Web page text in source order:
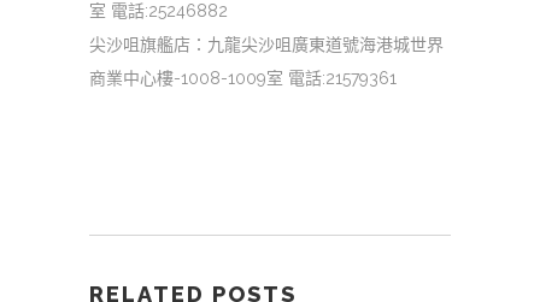
室 電話:25246882
尖沙咀旗艦店：九龍尖沙咀廣東道號海港城世界
商業中心樓-1008-1009室 電話:21579361
RELATED POSTS